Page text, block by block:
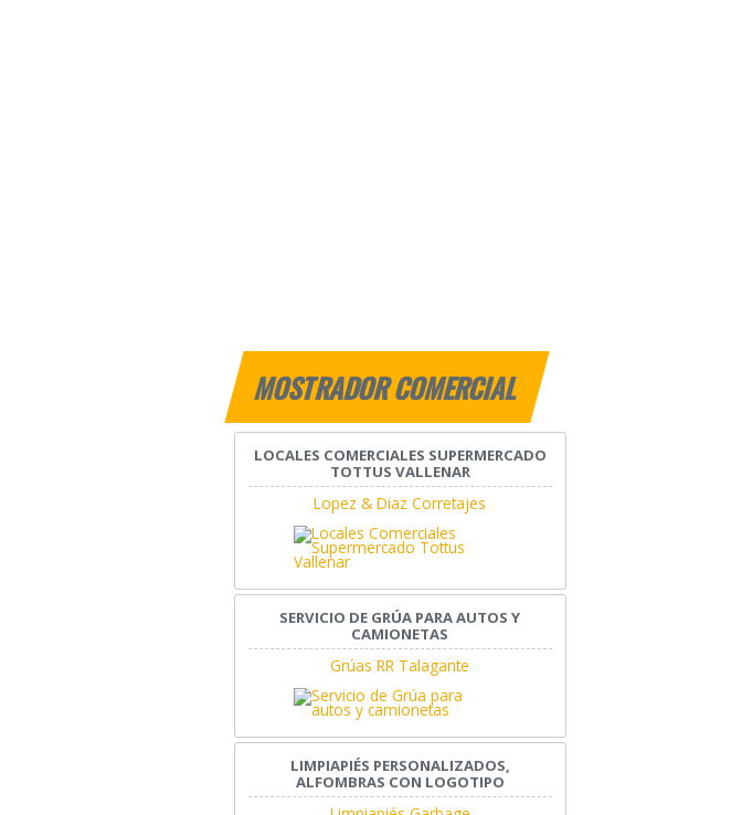
MOSTRADOR COMERCIAL
LOCALES COMERCIALES SUPERMERCADO
TOTTUS VALLENAR
Lopez & Diaz Corretajes
SERVICIO DE GRÚA PARA AUTOS Y
CAMIONETAS
Grúas RR Talagante
LIMPIAPIÉS PERSONALIZADOS,
ALFOMBRAS CON LOGOTIPO